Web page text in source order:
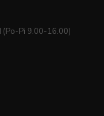
(Po-Pi 9.00-16.00)